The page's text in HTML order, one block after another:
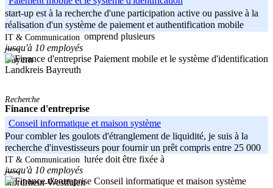
start-up est à la recherche d'une participation active ou passive à la
réalisation d'un système de paiement et authentification mobile
roman. Le système comprend plusieurs
-----
Bayern
IT & Communication
jusqu'à 10 employés
Landkreis Bayreuth
Recherche
Finance d'entreprise
Conseil informatique et maison système
Pour combler les goulots d'étranglement de liquidité, je suis à la
recherche d'investisseurs pour fournir un prêt compris entre 25 000
et 35 000 euros. La durée doit être fixée à
-----
Nordrhein-Westfalen
IT & Communication
jusqu'à 10 employés